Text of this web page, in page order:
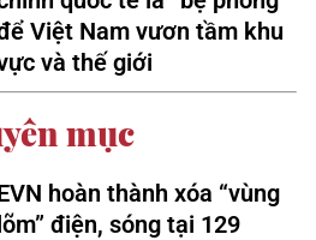
Việt Nam vươn tầm khu
và thế giới
mục
hoàn thành xóa “vùng
điện, sóng tại 129